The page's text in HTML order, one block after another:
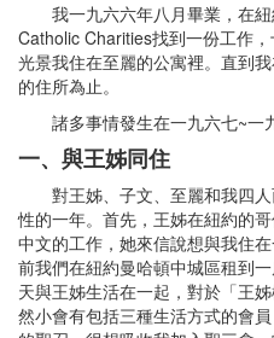
我一九六六年八月畢業，在紐
Catholic Charities找到一份工作
光景我住在至麗的公寓裡。直到
的住所為止。
諸多事情發生在一九六七~一
一、與王姊同住
對王姊、子文、至麗和我四人
性的一年。首先，王姊在紐約的
中文的工作，她來信說想與我住
前我們在紐約曼哈頓中城區租到
天與王姊生活在一起，對於「王
然小會有包括三種生活方式的會